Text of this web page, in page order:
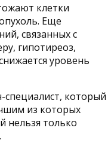
клетки
Еще
связанных с
гипотиреоз,
уровень
специалист, который
из которых
нельзя только